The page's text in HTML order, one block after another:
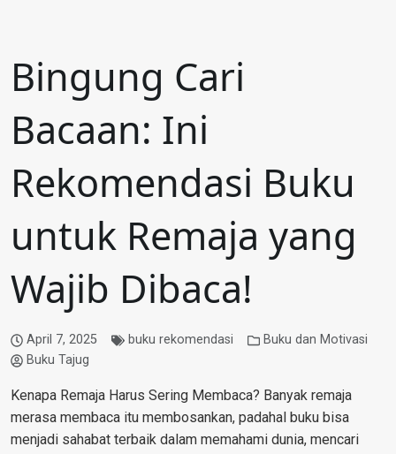
Bingung Cari
Bacaan: Ini
Rekomendasi Buku
untuk Remaja yang
Wajib Dibaca!
April 7, 2025 buku rekomendasi
Buku dan Motivasi
Buku Tajug
Kenapa Remaja Harus Sering Membaca? Banyak remaja
merasa membaca itu membosankan, padahal buku bisa
menjadi sahabat terbaik dalam memahami dunia, mencari